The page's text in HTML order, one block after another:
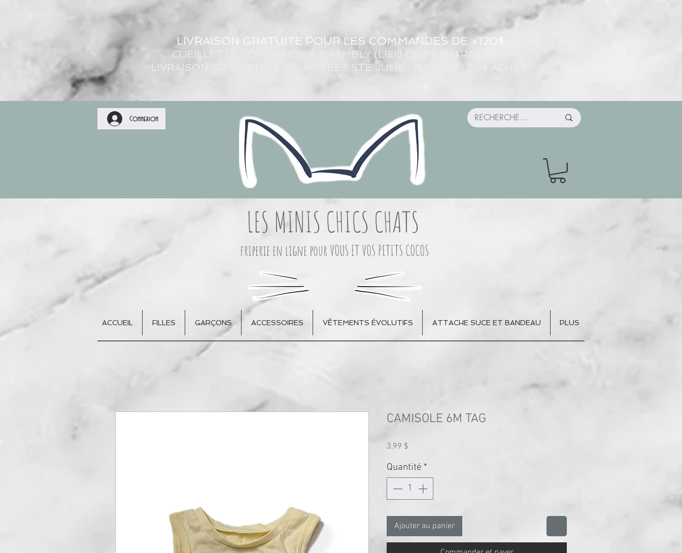
LIVRAISON GRATUITE POUR LES COMMANDES DE +120$
CUEILLETTE COMMANDE À CHAMBLY (LIEU DE PRÉPARATION)
LIVRAISON GRATUITE À ST-AMABLE STE JULIE : MINIMUM 20$ ACHAT
Connexion
LES MINIS CHICS CHATS
friperie en ligne pour VOUS ET VOS PETITS COCOS
ACCUEIL FILLES GARÇONS ACCESSOIRES VÊTEMENTS ÉVOLUTIFS ATTACHE SUCE ET BANDEAU PLUS
CAMISOLE 6M TAG
3,99 $
Quantité *
Ajouter au panier